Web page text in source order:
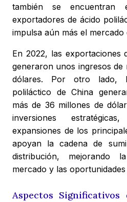
también se encuentran
exportadores de ácido
impulsa aún más el mercado
En 2022, las exportaciones
generaron unos ingresos de
dólares. Por otro lado,
poliláctico de China
más de 36 millones de
inversiones
expansiones de los
apoyan la cadena de
distribución, mejorando
mercado y las
Aspectos